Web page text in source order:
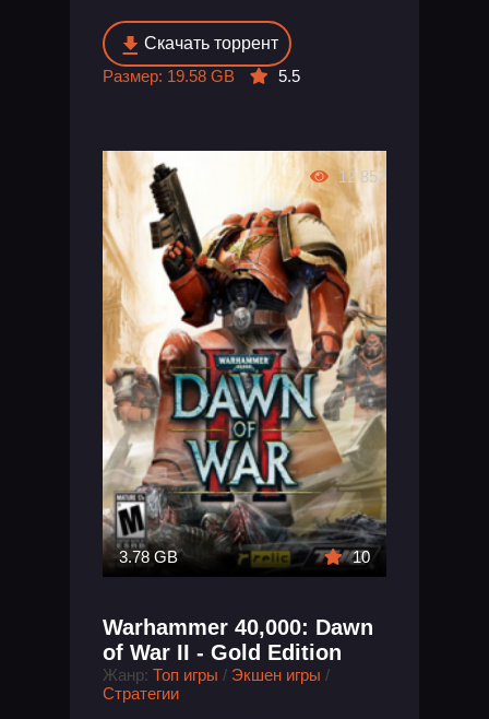
Скачать торрент
Размер: 19.58 GB
5.5
3.78 GB 10
Warhammer 40,000: Dawn
of War II - Gold Edition
Жанр: Топ игры / Экшен игры /
Стратегии
12 852